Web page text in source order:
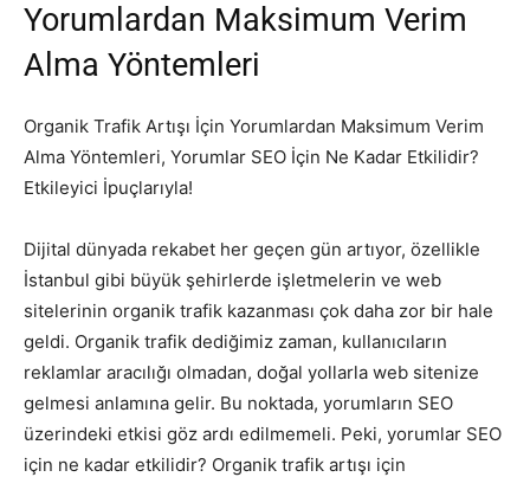
Yorumlardan Maksimum Verim
Alma Yöntemleri
Organik Trafik Artışı İçin Yorumlardan Maksimum Verim
Alma Yöntemleri, Yorumlar SEO İçin Ne Kadar Etkilidir?
Etkileyici İpuçlarıyla!
Dijital dünyada rekabet her geçen gün artıyor, özellikle
İstanbul gibi büyük şehirlerde işletmelerin ve web
sitelerinin organik trafik kazanması çok daha zor bir hale
geldi. Organik trafik dediğimiz zaman, kullanıcıların
reklamlar aracılığı olmadan, doğal yollarla web sitenize
gelmesi anlamına gelir. Bu noktada, yorumların SEO
üzerindeki etkisi göz ardı edilmemeli. Peki, yorumlar SEO
için ne kadar etkilidir? Organik trafik artışı için